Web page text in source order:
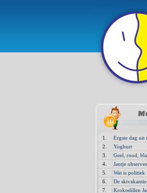
1. Ergste dag uit
2.
Yoghurt
3.
Geel, rood,
4.
Jantje
5.
Wat is politiek
6.
De skivakantie
7.
Krokodillen